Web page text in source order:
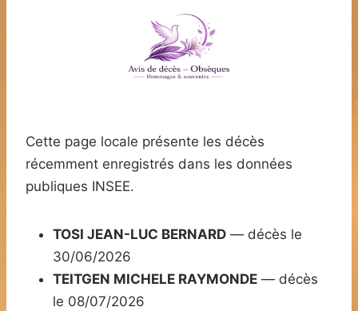
Cette page locale présente les décès
récemment enregistrés dans les données
publiques INSEE.
TOSI JEAN-LUC BERNARD — décès le
30/06/2026
TEITGEN MICHELE RAYMONDE — décès
le 08/07/2026